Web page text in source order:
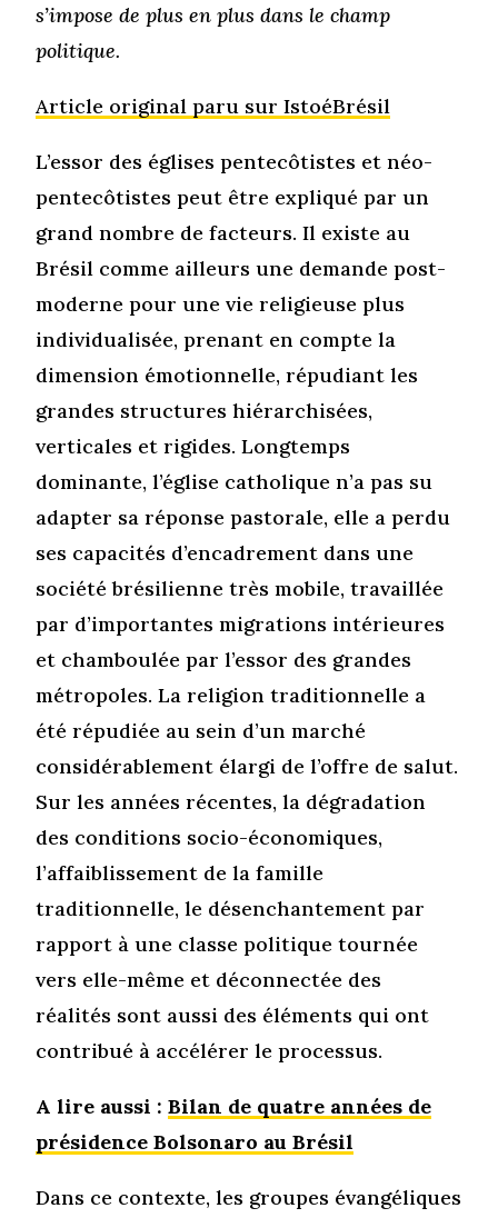
s’impose de plus en plus dans le champ
politique.
Article original paru sur IstoéBrésil
L’essor des églises pentecôtistes et néo-
pentecôtistes peut être expliqué par un
grand nombre de facteurs. Il existe au
Brésil comme ailleurs une demande post-
moderne pour une vie religieuse plus
individualisée, prenant en compte la
dimension émotionnelle, répudiant les
grandes structures hiérarchisées,
verticales et rigides. Longtemps
dominante, l’église catholique n’a pas su
adapter sa réponse pastorale, elle a perdu
ses capacités d’encadrement dans une
société brésilienne très mobile, travaillée
par d’importantes migrations intérieures
et chamboulée par l’essor des grandes
métropoles. La religion traditionnelle a
été répudiée au sein d’un marché
considérablement élargi de l’offre de salut.
Sur les années récentes, la dégradation
des conditions socio-économiques,
l’affaiblissement de la famille
traditionnelle, le désenchantement par
rapport à une classe politique tournée
vers elle-même et déconnectée des
réalités sont aussi des éléments qui ont
contribué à accélérer le processus.
A lire aussi :Bilan de quatre années de
présidence Bolsonaro au Brésil
Dans ce contexte, les groupes évangéliques